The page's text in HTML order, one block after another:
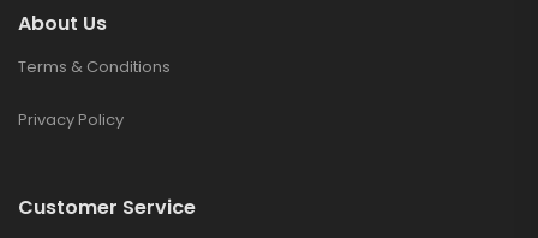
About Us
Terms & Conditions
Privacy Policy
Customer Service